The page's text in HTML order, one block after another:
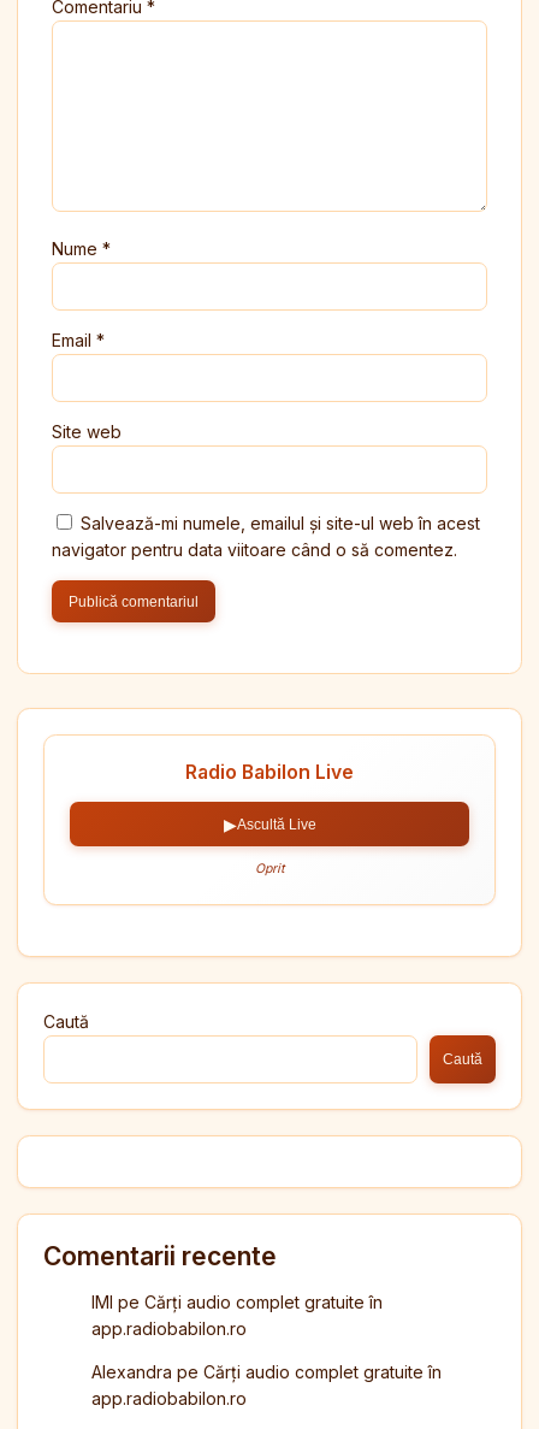
Comentariu *
Nume *
Email *
Site web
Salvează-mi numele, emailul și site-ul web în acest
navigator pentru data viitoare când o să comentez.
Radio Babilon Live
▶Ascultă Live
Oprit
Caută
Caută
Comentarii recente
IMI pe Cărți audio complet gratuite în
app.radiobabilon.ro
Alexandra pe Cărți audio complet gratuite în
app.radiobabilon.ro